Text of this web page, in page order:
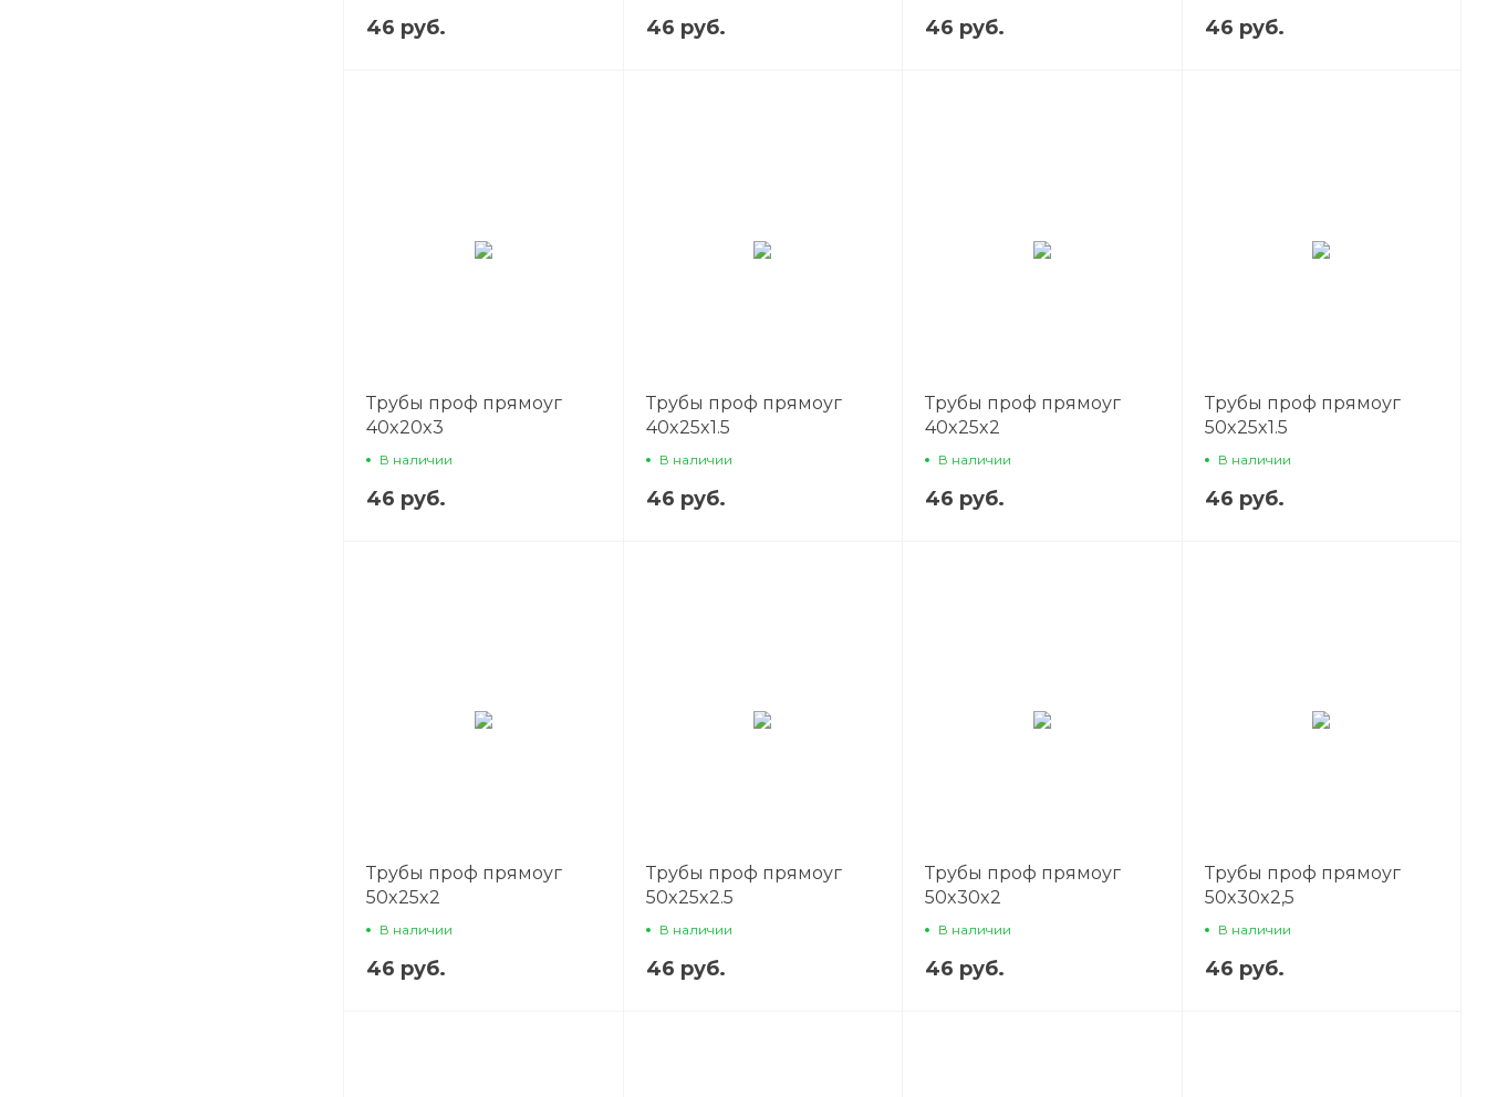
46 руб. 46 руб. 46 руб. 46 руб.
Трубы проф прямоуг
40x20x3
В наличии
46 руб.
Трубы проф прямоуг
40x25x1.5
В наличии
46 руб.
Трубы проф прямоуг
40x25x2
В наличии
46 руб.
Трубы проф прямоуг
50x25x1.5
В наличии
46 руб.
Трубы проф прямоуг
50x25x2
В наличии
46 руб.
Трубы проф прямоуг
50x25x2.5
В наличии
46 руб.
Трубы проф прямоуг
50x30x2
В наличии
46 руб.
Трубы проф прямоуг
50x30x2,5
В наличии
46 руб.